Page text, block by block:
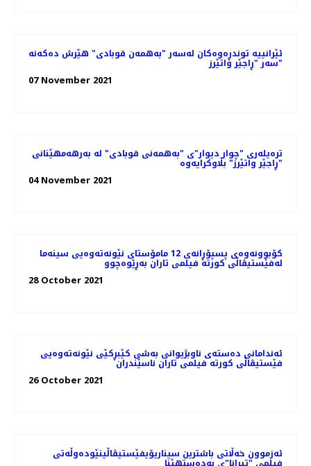
ئێرانییە توندڕەوەکان لەسەر "بەهمەن قوبادی" هێرش دەکەنە
سەر "ڕاجێر واتێرز"
07 November 2021
ترەیلەری "چوار دیوار"ی "بەهمەنی قوبادی" لە بەرهەمهێنانی
"ڕاجێر واتێرز" بڵاوکرایەوە
04 November 2021
کۆبوونه‌وه‌ی پسپۆڕانه‌ی 12 مامۆستای نێونه‌ته‌وه‌یی سینه‌ما
له‌فێستیڤاڵی کورته‌ فیلمی تاران به‌ڕێوه‌چوو
28 October 2021
ئه‌ندامانی ده‌سته‌ی ناوبژیوانی به‌شی کێبڕکێی نێونه‌ته‌وه‌یی
فێستیڤاڵی کورته‌ فیلمی تاران ناسێندران
26 October 2021
ئەزموون خەڵاتی باشترین سیناریۆیفێستیڤاڵینێوده‌وڵه‌تی